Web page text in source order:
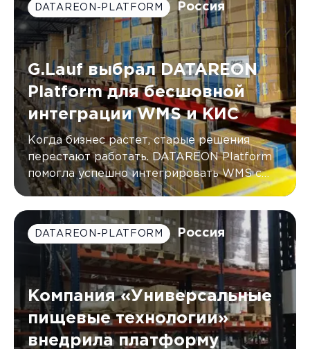
DATAREON-PLATFORM Россия
G.Lauf выбрал DATAREON
Platform для бесшовной
интеграции WMS и КИС
Когда бизнес растет, старые решения
перестают работать. DATAREON Platform
помогла успешно интегрировать WMS с
двумя КИС компании G.Lauf, автоматически
реального времени.
DATAREON-PLATFORM Россия
Компания «Универсальные
пищевые технологии»
внедрила платформу